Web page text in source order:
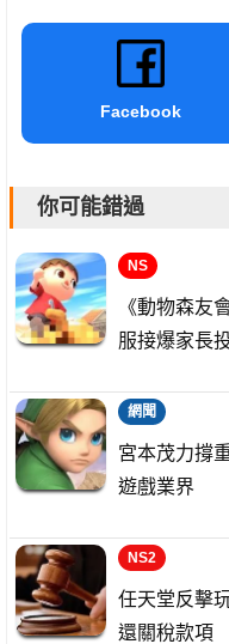
Facebook
你可能錯過
NS
《動物森
服接爆家長
網聞
宮本茂力撐
遊戲業界
NS2
任天堂反擊
還關稅款項